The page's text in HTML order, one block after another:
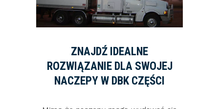
ZNAJDŹ IDEALNE
ROZWIĄZANIE DLA SWOJEJ
NACZEPY W DBK CZĘŚCI